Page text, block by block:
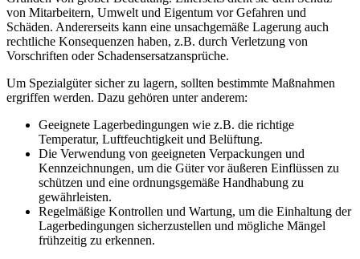
von Mitarbeitern, Umwelt und Eigentum vor Gefahren und
Schäden. Andererseits kann eine unsachgemäße Lagerung auch
rechtliche Konsequenzen haben, z.B. durch Verletzung von
Vorschriften oder Schadensersatzansprüche.
Um Spezialgüter sicher zu lagern, sollten bestimmte Maßnahmen
ergriffen werden. Dazu gehören unter anderem:
Geeignete Lagerbedingungen wie z.B. die richtige
Temperatur, Luftfeuchtigkeit und Belüftung.
Die Verwendung von geeigneten Verpackungen und
Kennzeichnungen, um die Güter vor äußeren Einflüssen zu
schützen und eine ordnungsgemäße Handhabung zu
gewährleisten.
Regelmäßige Kontrollen und Wartung, um die Einhaltung der
Lagerbedingungen sicherzustellen und mögliche Mängel
frühzeitig zu erkennen.